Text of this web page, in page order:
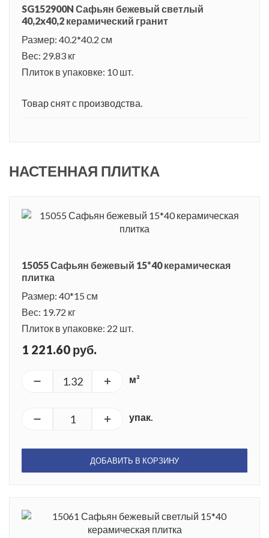
SG152900N Сафьян бежевый светлый
40,2x40,2 керамический гранит
Размер: 40.2*40.2 см
Вес: 29.83 кг
Плиток в упаковке: 10 шт.
Товар снят с производства.
НАСТЕННАЯ ПЛИТКА
15055 Сафьян бежевый 15*40 керамическая
плитка
Размер: 40*15 см
Вес: 19.72 кг
Плиток в упаковке: 22 шт.
1 221.60 руб.
м²
упак.
ДОБАВИТЬ В КОРЗИНУ